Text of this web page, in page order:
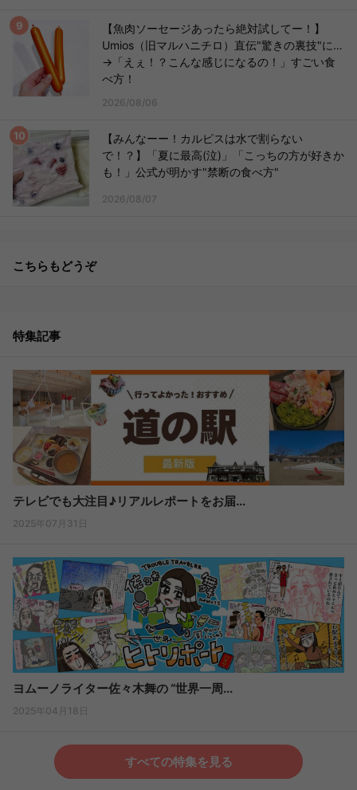
【魚肉ソーセージあったら絶対試してー！】
Umios（旧マルハニチロ）直伝"驚きの裏技"に…
→「えぇ！？こんな感じになるの！」すごい食
べ方！
2026/08/06
【みんなーー！カルピスは水で割らない
で！？】「夏に最高(泣)」「こっちの方が好きか
も！」公式が明かす"禁断の食べ方"
2026/08/07
こちらもどうぞ
特集記事
テレビでも大注目♪リアルレポートをお届...
2025年07月31日
ヨムーノライター佐々木舞の “世界一周...
2025年04月18日
すべての特集を見る